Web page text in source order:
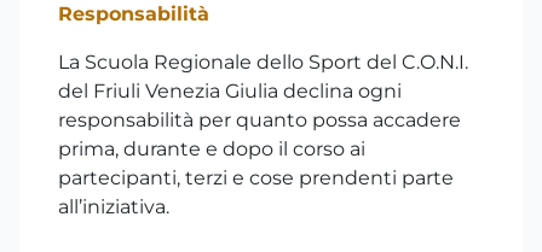
Responsabilità
La Scuola Regionale dello Sport del C.O.N.I.
del Friuli Venezia Giulia declina ogni
responsabilità per quanto possa accadere
prima, durante e dopo il corso ai
partecipanti, terzi e cose prendenti parte
all’iniziativa.